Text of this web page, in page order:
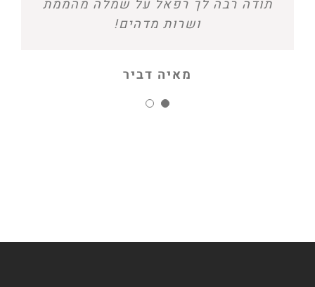
היה מדהים!! קיבלתי כל כך הרבה
מחמאות והשמלה הייתה פשוט
יעל נורמן
תודה רבה לך רפאל על שמלה מהממת
ושרות מדהים!
מאיה דביר